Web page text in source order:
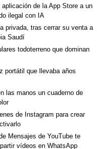
de la App Store a un
ilegal con IA
privada, tras cerrar su venta a
Saudí
todoterreno que dominan
portátil que llevaba años
las manos un cuaderno de
de Instagram para crear
Mensajes de YouTube te
vídeos en WhatsApp